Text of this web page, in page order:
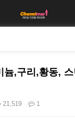
늄,구리,황동,
21,519 1